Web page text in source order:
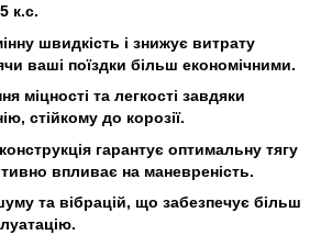
к.с.
швидкість і знижує витрату
ваші поїздки більш економічними.
міцності та легкості завдяки
стійкому до корозії.
гарантує оптимальну тягу
впливає на маневреність.
та вібрацій, що забезпечує більш